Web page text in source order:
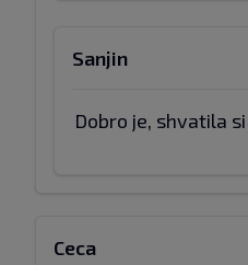
Sanjin
Dobro je, shvatila
Ceca